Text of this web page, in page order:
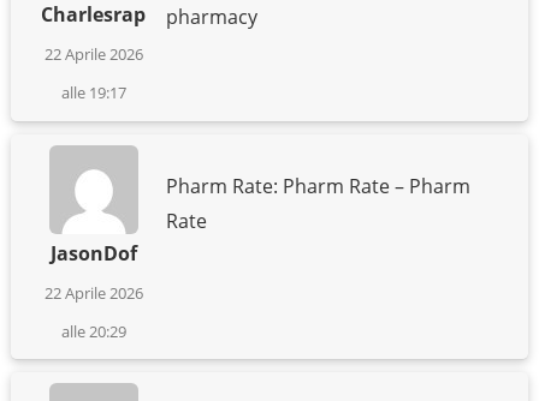
Charlesrap
22 Aprile 2026
alle 19:17
pharmacy
JasonDof
22 Aprile 2026
alle 20:29
Pharm Rate: Pharm Rate – Pharm
Rate